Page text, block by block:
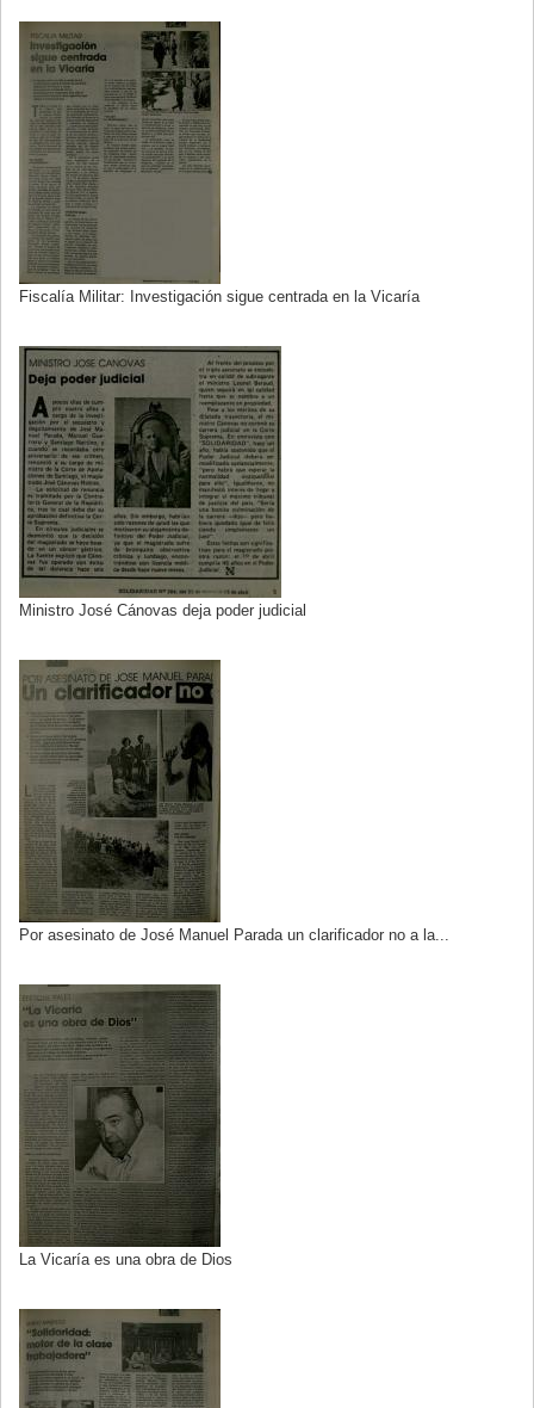
Fiscalía Militar: Investigación sigue centrada en la Vicaría
Ministro José Cánovas deja poder judicial
Por asesinato de José Manuel Parada un clarificador no a la...
La Vicaría es una obra de Dios